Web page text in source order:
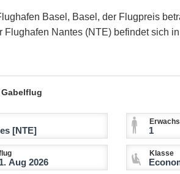
Basel, Basel, der Flugpreis
Flughafen Nantes (NTE) befindet sich
Gabelflug
1
Klasse